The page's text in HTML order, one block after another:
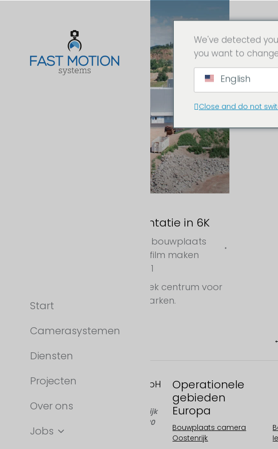
Bouwplaatsdocumentatie in 6K
Bouwplaats time-lapse / bouwplaats
Postproductie / film maken
1 december 2021
Uitbreiding van het logistiek centrum voor
de Sager Group in Stiermarken.
FAST MOTION GmbH
A-8045 Graz, Oostenrijk
Telefoon: +43 676 66 20
Operationele
gebieden
Europa
Bouwplaats camera
Oostenrijk
We've detected
you want to
English
Close and do not
Start
Camerasystemen
Diensten
Projecten
Over ons
Jobs